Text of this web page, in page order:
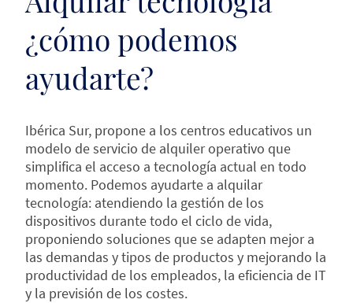
¿cómo podemos
ayudarte?
Ibérica Sur, propone a los centros educativos un
modelo de servicio de alquiler operativo que
simplifica el acceso a tecnología actual en todo
momento. Podemos ayudarte a alquilar
tecnología: atendiendo la gestión de los
dispositivos durante todo el ciclo de vida,
proponiendo soluciones que se adapten mejor a
las demandas y tipos de productos y mejorando la
productividad de los empleados, la eficiencia de IT
y la previsión de los costes.